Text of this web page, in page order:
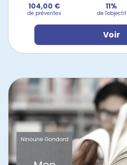
104,00 €
de préventes
11%
de l'objectif
Voir